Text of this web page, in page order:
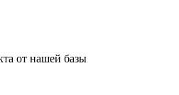
от нашей базы